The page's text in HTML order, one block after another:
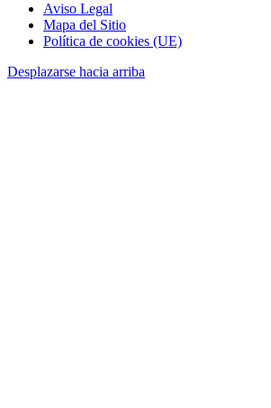
Aviso Legal
Mapa del Sitio
Política de cookies (UE)
Desplazarse hacia arriba